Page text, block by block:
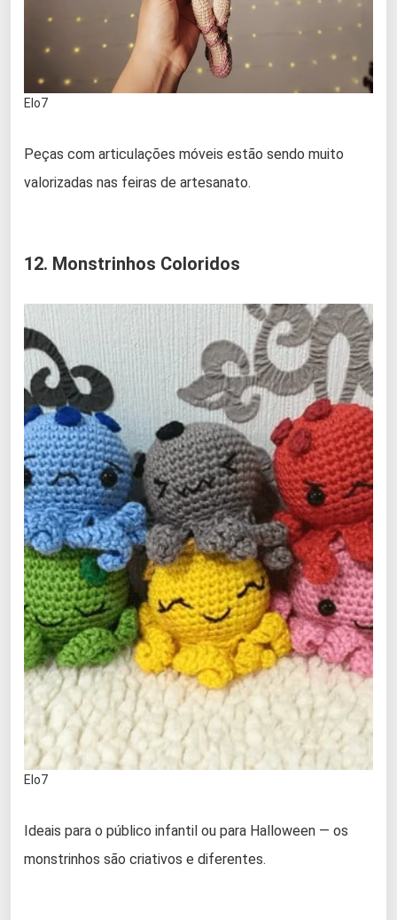
Elo7
Peças com articulações móveis estão sendo muito
valorizadas nas feiras de artesanato.
12. Monstrinhos Coloridos
Elo7
Ideais para o público infantil ou para Halloween — os
monstrinhos são criativos e diferentes.